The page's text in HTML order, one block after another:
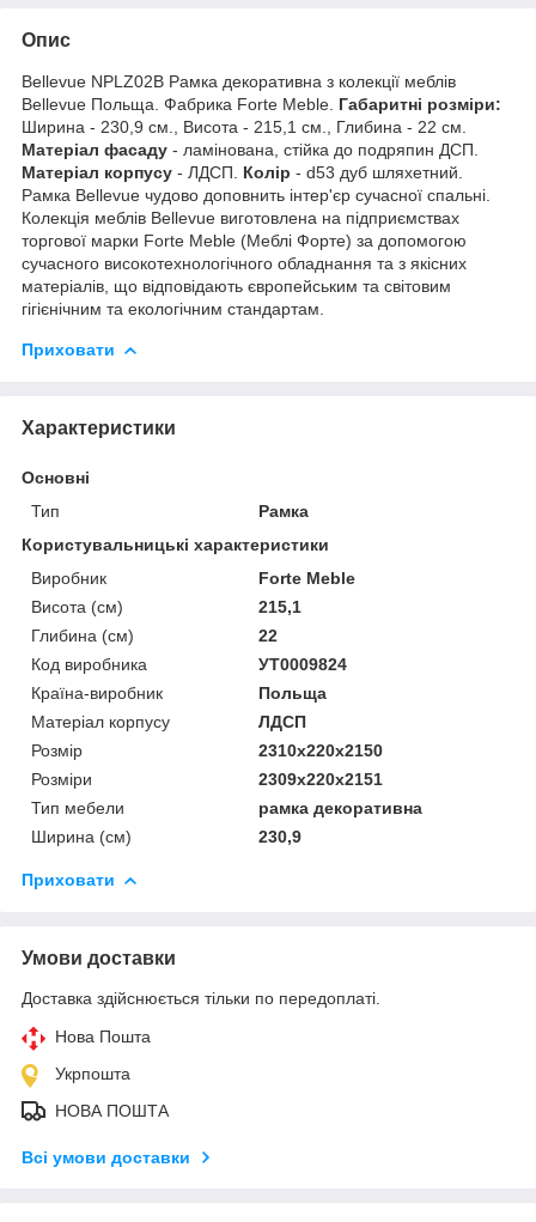
Опис
Bellevue NPLZ02B Рамка декоративна з колекції меблів
Bellevue Польща. Фабрика Forte Meble. Габаритні розміри:
Ширина - 230,9 см., Висота - 215,1 см., Глибина - 22 см.
Матеріал фасаду - ламінована, стійка до подряпин ДСП.
Матеріал корпусу - ЛДСП. Колір - d53 дуб шляхетний.
Рамка Bellevue чудово доповнить інтер'єр сучасної спальні.
Колекція меблів Bellevue виготовлена на підприємствах
торгової марки Forte Meble (Меблі Форте) за допомогою
сучасного високотехнологічного обладнання та з якісних
матеріалів, що відповідають європейським та світовим
гігієнічним та екологічним стандартам.
Приховати
Характеристики
Основні
Тип
Рамка
Користувальницькі характеристики
Виробник
Forte Meble
Висота (см)
215,1
Глибина (см)
22
Код виробника
УТ0009824
Країна-виробник
Польща
Матеріал корпусу
ЛДСП
Розмір
2310x220x2150
Розміри
2309x220x2151
Тип мебели
рамка декоративна
Ширина (см)
230,9
Приховати
Умови доставки
Доставка здійснюється тільки по передоплаті.
Нова Пошта
Укрпошта
НОВА ПОШТА
Всі умови доставки